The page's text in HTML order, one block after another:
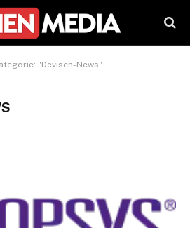
"Devisen-News"